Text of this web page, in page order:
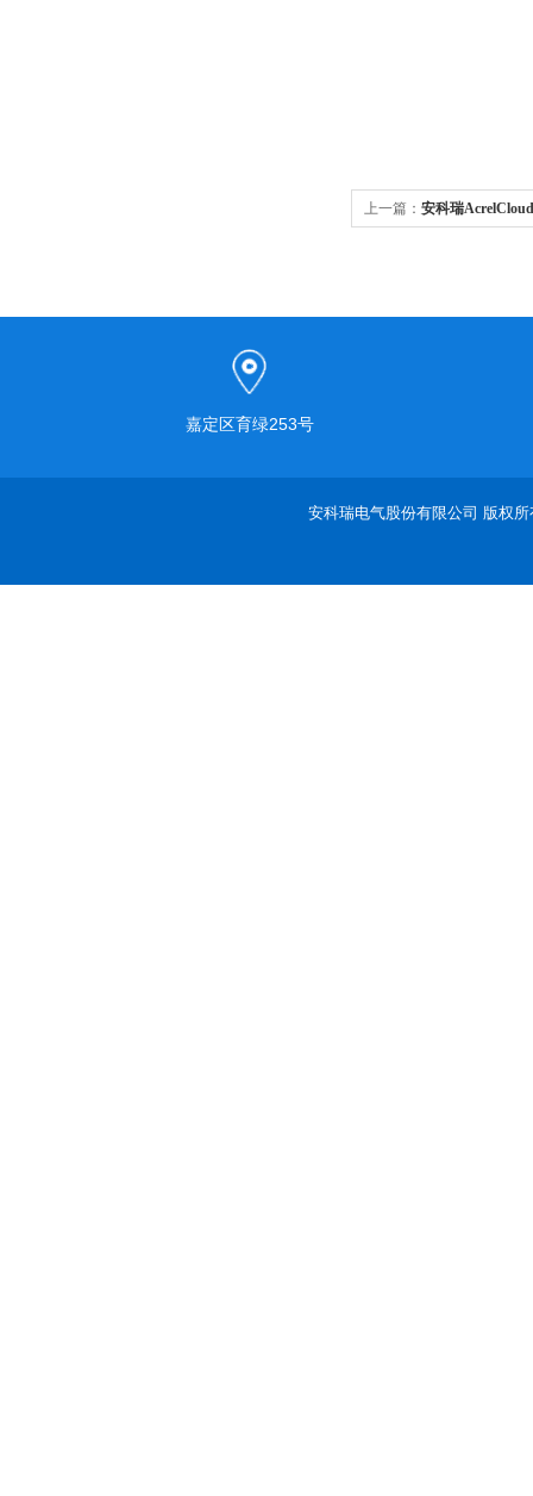
上一篇： 安科瑞
嘉定区育绿253号
安科瑞电气股份有限公司 版权